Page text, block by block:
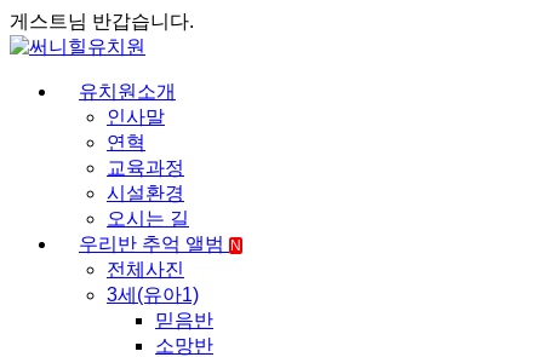
게스트님 반갑습니다.
유치원소개
인사말
연혁
교육과정
시설환경
오시는 길
우리반 추억 앨범
N
전체사진
3세(유아1)
믿음반
소망반